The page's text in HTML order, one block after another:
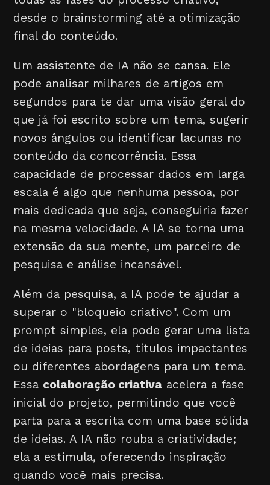
desde o brainstorming até a otimização
final do conteúdo.
Um assistente de IA não se cansa. Ele
pode analisar milhares de artigos em
segundos para te dar uma visão geral do
que já foi escrito sobre um tema, sugerir
novos ângulos ou identificar lacunas no
conteúdo da concorrência. Essa
capacidade de processar dados em larga
escala é algo que nenhuma pessoa, por
mais dedicada que seja, conseguiria fazer
na mesma velocidade. A IA se torna uma
extensão da sua mente, um parceiro de
pesquisa e análise incansável.
Além da pesquisa, a IA pode te ajudar a
superar o "bloqueio criativo". Com um
prompt simples, ela pode gerar uma lista
de ideias para posts, títulos impactantes
ou diferentes abordagens para um tema.
Essa colaboração criativa acelera a fase
inicial do projeto, permitindo que você
parta para a escrita com uma base sólida
de ideias. A IA não rouba a criatividade;
ela a estimula, oferecendo inspiração
quando você mais precisa.